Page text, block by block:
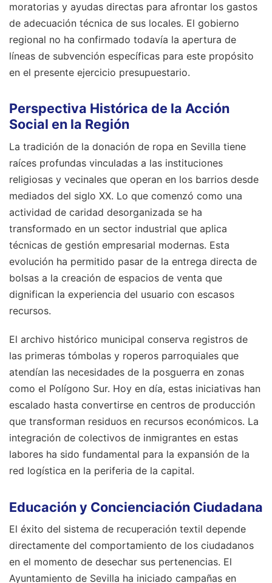
moratorias y ayudas directas para afrontar los gastos
de adecuación técnica de sus locales. El gobierno
regional no ha confirmado todavía la apertura de
líneas de subvención específicas para este propósito
en el presente ejercicio presupuestario.
Perspectiva Histórica de la Acción
Social en la Región
La tradición de la donación de ropa en Sevilla tiene
raíces profundas vinculadas a las instituciones
religiosas y vecinales que operan en los barrios desde
mediados del siglo XX. Lo que comenzó como una
actividad de caridad desorganizada se ha
transformado en un sector industrial que aplica
técnicas de gestión empresarial modernas. Esta
evolución ha permitido pasar de la entrega directa de
bolsas a la creación de espacios de venta que
dignifican la experiencia del usuario con escasos
recursos.
El archivo histórico municipal conserva registros de
las primeras tómbolas y roperos parroquiales que
atendían las necesidades de la posguerra en zonas
como el Polígono Sur. Hoy en día, estas iniciativas han
escalado hasta convertirse en centros de producción
que transforman residuos en recursos económicos. La
integración de colectivos de inmigrantes en estas
labores ha sido fundamental para la expansión de la
red logística en la periferia de la capital.
Educación y Concienciación Ciudadana
El éxito del sistema de recuperación textil depende
directamente del comportamiento de los ciudadanos
en el momento de desechar sus pertenencias. El
Ayuntamiento de Sevilla ha iniciado campañas en